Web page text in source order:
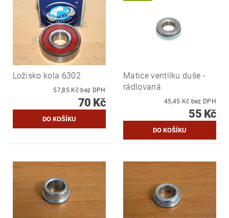
Ložisko kola 6302
57,85 Kč bez DPH
70 Kč
Matice ventilku duše -
rádlovaná
45,45 Kč bez DPH
55 Kč